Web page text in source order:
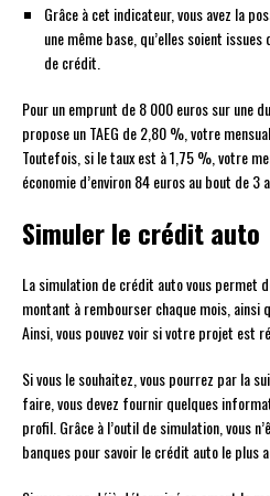
Grâce à cet indicateur, vous avez la
une même base, qu’elles soient issues
de crédit.
Pour un emprunt de 8 000 euros sur une
propose un TAEG de 2,80 %, votre
Toutefois, si le taux est à 1,75 %, votre
économie d’environ 84 euros au bout de 3
Simuler le crédit auto
La simulation de crédit auto vous permet
montant à rembourser chaque mois, ainsi
Ainsi, vous pouvez voir si votre projet est
Si vous le souhaitez, vous pourrez par la
faire, vous devez fournir quelques
profil. Grâce à l’outil de simulation, vous
banques pour savoir le crédit auto le plus